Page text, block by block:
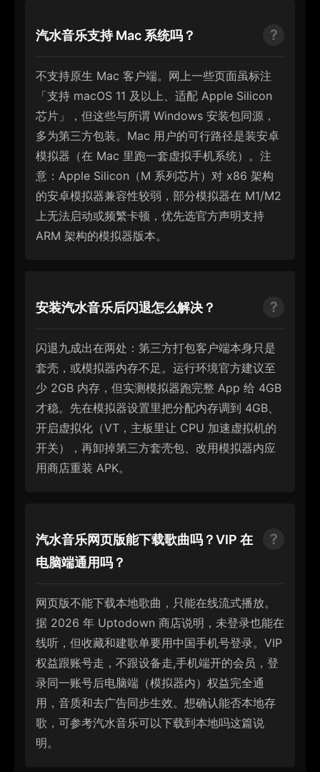
汽水音乐支持 Mac 系统吗？
不支持原生 Mac 客户端。网上一些页面虽标注
「支持 macOS 11 及以上、适配 Apple Silicon
芯片」，但这些与所谓 Windows 安装包同源，
多为第三方包装。Mac 用户的可行路径是装安卓
模拟器（在 Mac 里跑一套虚拟手机系统）。注
意：Apple Silicon（M 系列芯片）对 x86 架构
的安卓模拟器兼容性较弱，部分模拟器在 M1/M2
上无法启动或频繁卡顿，优先选官方声明支持
ARM 架构的模拟器版本。
安装汽水音乐后闪退怎么解决？
闪退九成出在两处：第三方打包客户端本身只是
套壳，或模拟器内存不足。运行环境官方建议至
少 2GB 内存，但实测模拟器跑完整 App 给 4GB
才稳。先在模拟器设置里把分配内存调到 4GB、
开启虚拟化（VT，主板里让 CPU 加速虚拟机的
开关），再卸掉第三方套壳包、改用模拟器内应
用商店重装 APK。
汽水音乐网页版能下载歌曲吗？VIP 在
电脑端通用吗？
网页版不能下载本地歌曲，只能在线流式播放。
据 2026 年 Uptodown 商店说明，未登录也能在
线听，但收藏和建歌单要用中国手机号登录。VIP
权益跟账号走，不跟设备走,手机端开的会员，登
录同一账号后电脑端（模拟器内）权益完全通
用，音质和去广告同步生效。想确认能否本地存
歌，可参考汽水音乐可以下载到本地吗这篇说
明。